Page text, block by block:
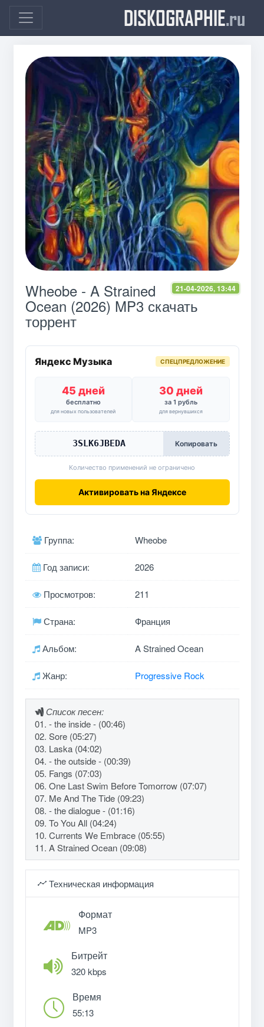
DISKOGRAPHIE.ru
21-04-2026, 13:44
Wheobe - A Strained
Ocean (2026) MP3 скачать
торрент
Яндекс Музыка СПЕЦПРЕДЛОЖЕНИЕ
45 дней
бесплатно
для новых пользователей
30 дней
за 1 рубль
для вернувшихся
3SLK6JBEDA Копировать
Количество применений не ограничено
Активировать на Яндексе
Группа: Wheobe
Год записи: 2026
Просмотров: 211
Страна: Франция
Альбом: A Strained Ocean
Жанр: Progressive Rock
Список песен:
01. - the inside - (00:46)
02. Sore (05:27)
03. Laska (04:02)
04. - the outside - (00:39)
05. Fangs (07:03)
06. One Last Swim Before Tomorrow (07:07)
07. Me And The Tide (09:23)
08. - the dialogue - (01:16)
09. To You All (04:24)
10. Currents We Embrace (05:55)
11. A Strained Ocean (09:08)
Техническая информация
Формат
MP3
Битрейт
320 kbps
Время
55:13